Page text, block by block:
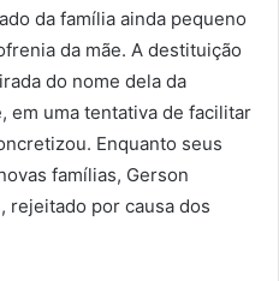
da família ainda pequeno
da mãe. A destituição
do nome dela da
em uma tentativa de facilitar
Enquanto seus
famílias, Gerson
rejeitado por causa dos